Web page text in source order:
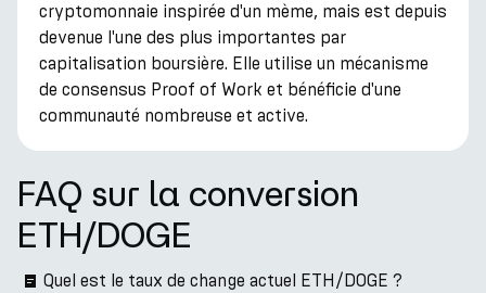
cryptomonnaie inspirée d'un mème, mais est depuis
devenue l'une des plus importantes par
capitalisation boursière. Elle utilise un mécanisme
de consensus Proof of Work et bénéficie d'une
communauté nombreuse et active.
FAQ sur la conversion
ETH/DOGE
Quel est le taux de change actuel ETH/DOGE ?